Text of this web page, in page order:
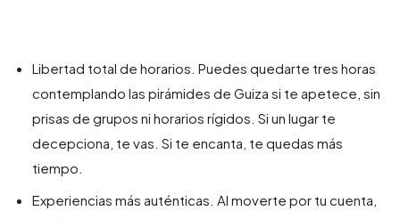
Libertad total de horarios. Puedes quedarte tres horas
contemplando las pirámides de Guiza si te apetece, sin
prisas de grupos ni horarios rígidos. Si un lugar te
decepciona, te vas. Si te encanta, te quedas más
tiempo.
Experiencias más auténticas. Al moverte por tu cuenta,